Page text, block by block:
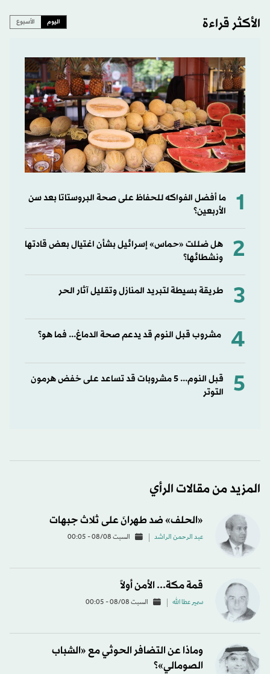
الأكثر قراءة اليوم الأسبوع
1
ما أفضل الفواكه للحفاظ على صحة البروستاتا بعد سن
الأربعين؟
2
هل ضللت «حماس» إسرائيل بشأن اغتيال بعض قادتها
ونشطائها؟
3 طريقة بسيطة لتبريد المنازل وتقليل آثار الحر
4 مشروب قبل النوم قد يدعم صحة الدماغ... فما هو؟
5
قبل النوم... 5 مشروبات قد تساعد على خفض هرمون
التوتر
المزيد من مقالات الرأي
«الحلف» ضد طهرانَ على ثلاث جبهات
عبد الرحمن الراشد السبت 08/08 - 00:05
قمة مكة... الأمن أولاً
سمير عطا الله السبت 08/08 - 00:05
وماذا عن التضافر الحوثي مع «الشباب
الصومالي»؟